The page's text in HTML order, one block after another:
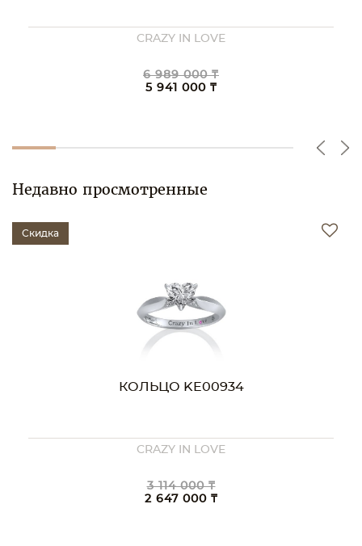
Недавно просмотренные
Скидка
КОЛЬЦО KE00934
CRAZY IN LOVE
3 114 000 ₸
2 647 000 ₸